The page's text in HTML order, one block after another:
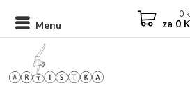
Menu
0
za 0